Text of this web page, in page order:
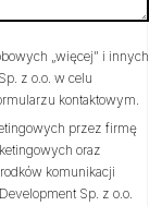
„więcej” i innych
z o.o. w celu
kontaktowym.
przez firmę
oraz
komunikacji
Sp. z o.o.